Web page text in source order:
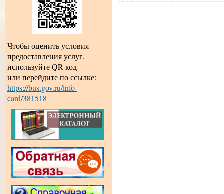
Чтобы оценить условия
предоставления услуг,
используйте QR-код
или перейдите по ссылке:
https://bus.gov.ru/info-
card/381518